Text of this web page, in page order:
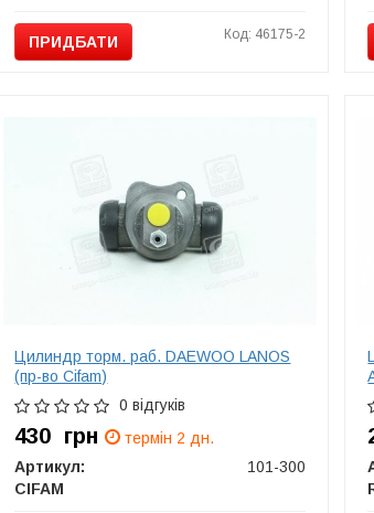
ПРИДБАТИ Код: 46175-2
Цилиндр торм. раб. DAEWOO LANOS
(пр-во Cifam)
0 відгуків
430 грн
термін 2 дн.
Артикул:
101-300
CIFAM